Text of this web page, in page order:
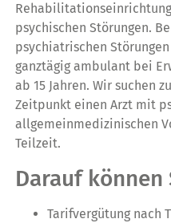
psychischen Störungen.
psychiatrischen
ganztägig ambulant bei
ab 15 Jahren. Wir suchen
Zeitpunkt einen Arzt mit
allgemeinmedizinischen
Teilzeit.
Darauf können
Tarifvergütung nach